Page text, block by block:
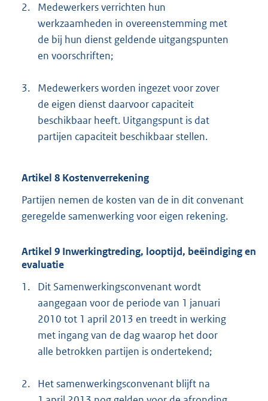
2.
Medewerkers verrichten hun
werkzaamheden in overeenstemming met
de bij hun dienst geldende uitgangspunten
en voorschriften;
3.
Medewerkers worden ingezet voor zover
de eigen dienst daarvoor capaciteit
beschikbaar heeft. Uitgangspunt is dat
partijen capaciteit beschikbaar stellen.
Artikel 8 Kostenverrekening
Partijen nemen de kosten van de in dit convenant
geregelde samenwerking voor eigen rekening.
Artikel 9 Inwerkingtreding, looptijd, beëindiging en
evaluatie
1.
Dit Samenwerkingsconvenant wordt
aangegaan voor de periode van 1 januari
2010 tot 1 april 2013 en treedt in werking
met ingang van de dag waarop het door
alle betrokken partijen is ondertekend;
2.
Het samenwerkingsconvenant blijft na